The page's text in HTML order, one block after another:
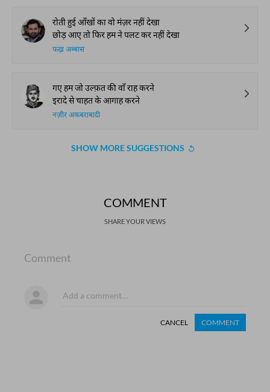
रोती हुई आँखों का वो मंज़र नहीं देखा
छोड़ आए तो फिर हम ने पलट कर नहीं देखा
फख़्र अब्बास
गए हम जो उल्फ़त की वाँ राह करने
इरादे से चाहत के आगाह करने
नज़ीर अकबराबादी
SHOW MORE SUGGESTIONS
COMMENT
SHARE YOUR VIEWS
Comment
CANCEL COMMENT